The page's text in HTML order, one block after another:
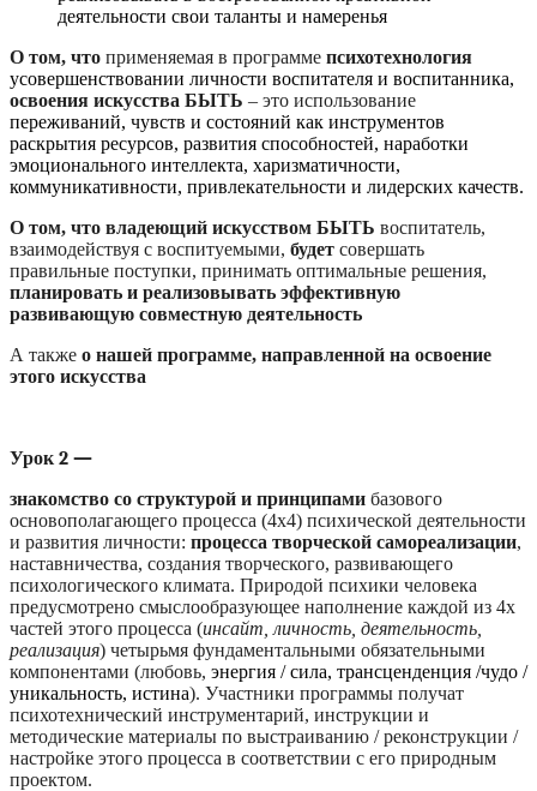
деятельности свои таланты и намеренья
О том, что применяемая в программе психотехнология
усовершенствовании личности воспитателя и воспитанника,
освоения искусства БЫТЬ – это использование
переживаний, чувств и состояний как инструментов
раскрытия ресурсов, развития способностей, наработки
эмоционального интеллекта, харизматичности,
коммуникативности, привлекательности и лидерских качеств.
О том, что владеющий искусством БЫТЬ воспитатель,
взаимодействуя с воспитуемыми, будет совершать
правильные поступки, принимать оптимальные решения,
планировать и реализовывать эффективную
развивающую совместную деятельность
А также о нашей программе, направленной на освоение
этого искусства
Урок 2 —
знакомство со структурой и принципами базового
основополагающего процесса (4х4) психической деятельности
и развития личности: процесса творческой самореализации,
наставничества, создания творческого, развивающего
психологического климата. Природой психики человека
предусмотрено смыслообразующее наполнение каждой из 4х
частей этого процесса (инсайт, личность, деятельность,
реализация) четырьмя фундаментальными обязательными
компонентами (любовь, энергия / сила, трансценденция /чудо /
уникальность, истина). Участники программы получат
психотехнический инструментарий, инструкции и
методические материалы по выстраиванию / реконструкции /
настройке этого процесса в соответствии с его природным
проектом.